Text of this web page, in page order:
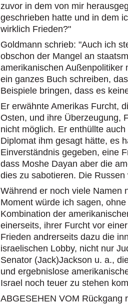
zuvor in dem von mir
geschrieben hatte und in dem
wirklich Frieden?"
Goldmann schrieb: "Auch ich
obschon der Mangel an
amerikanischen Außenpolitiker
ein ganzes Buch schreiben,
Beispiele bringen, dass es
Er erwähnte Amerikas Furcht,
Osten, und ihre Überzeugung,
nicht möglich. Er enthüllte
Diplomat ihm gesagt hätte, es
Einverständnis gegeben, eine
dass Moshe Dayan aber die
dies zu sabotieren. Die
Während er noch viele Namen
Moment würde ich sagen,
Kombination der
einerseits, ihrer Furcht vor
Frieden andrerseits dazu die
israelischen Lobby, nicht nur
Senator (Jack)Jackson u. a.,
und ergebnislose
Israel noch teuer zu stehen
ABGESEHEN VOM Rückgang